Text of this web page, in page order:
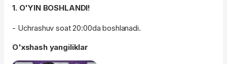
1. O'YIN BOSHLANDI!
- Uchrashuv soat 20:00da boshlanadi.
O'xshash yangiliklar